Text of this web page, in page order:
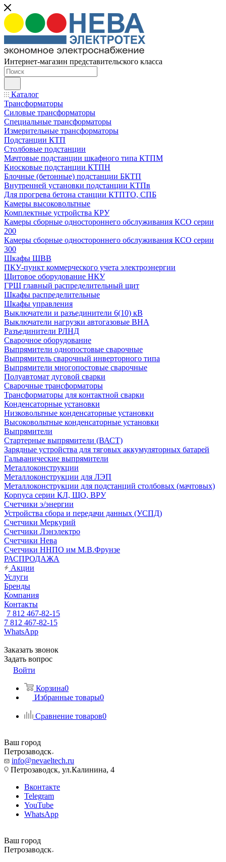
Интернет-магазин представительского класса
Каталог
Трансформаторы
Силовые трансформаторы
Специальные трансформаторы
Измерительные трансформаторы
Подстанции КТП
Столбовые подстанции
Мачтовые подстанции шкафного типа КТПМ
Киосковые подстанции КТПН
Блочные (бетонные) подстанции БКТП
Внутренней установки подстанции КТПв
Для прогрева бетона станции КТПТО, СПБ
Камеры высоковольтные
Комплектные устройства КРУ
Камеры сборные одностороннего обслуживания КСО серии
200
Камеры сборные одностороннего обслуживания КСО серии
300
Шкафы ШВВ
ПКУ-пункт коммерческого учета электроэнергии
Щитовое оборудование НКУ
ГРЩ главный распределительный щит
Шкафы распределительные
Шкафы управления
Выключатели и разъединители 6(10) кВ
Выключатели нагрузки автогазовые ВНА
Разъединители РЛНД
Сварочное оборудование
Выпрямители однопостовые сварочные
Выпрямитель сварочный инверторного типа
Выпрямители многопостовые сварочные
Полуавтомат дуговой сварки
Сварочные трансформаторы
Трансформаторы для контактной сварки
Конденсаторные установки
Низковольтные конденсаторные установки
Высоковольтные конденсаторные установки
Выпрямители
Стартерные выпрямители (ВАСТ)
Зарядные устройства для тяговых аккумуляторных батарей
Гальванические выпрямители
Металлоконструкции
Металлоконструкции для ЛЭП
Металлоконструкции для подстанций столбовых (мачтовых)
Корпуса серии КЛ, ЩО, ВРУ
Счетчики э/энергии
Устройства сбора и передачи данных (УСПД)
Счетчики Меркурий
Счетчики Лэнэлектро
Счетчики Нева
Счетчики ННПО им М.В.Фрунзе
РАСПРОДАЖА
Акции
Услуги
Бренды
Компания
Контакты
7 812 467-82-15
7 812 467-82-15
WhatsApp
Заказать звонок
Задать вопрос
Войти
Корзина0
Избранные товары0
Сравнение товаров0
Ваш город
Петрозаводск
info@nevaeltech.ru
Петрозаводск, ул.Калинина, 4
Вконтакте
Telegram
YouTube
WhatsApp
Ваш город
Петрозаводск